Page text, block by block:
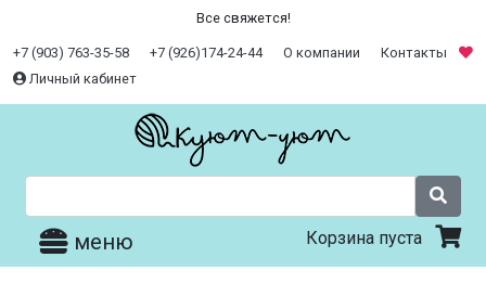
Все свяжется!
+7 (903) 763-35-58 +7 (926)174-24-44 О компании
Контакты
Личный кабинет
меню Корзина пуста